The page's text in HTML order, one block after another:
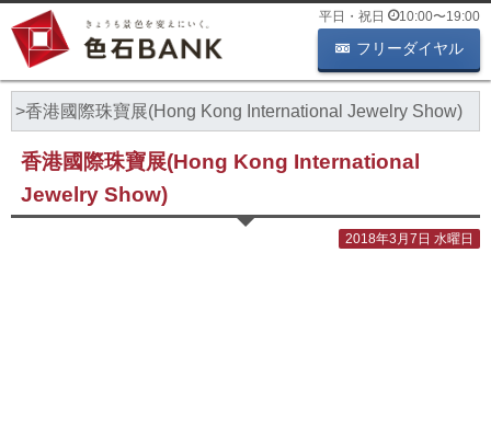
平日・祝日 10:00〜19:00
フリーダイヤル
香港國際珠寶展(Hong Kong International Jewelry Show)
香港國際珠寶展(Hong Kong International
Jewelry Show)
2018年3月7日 水曜日